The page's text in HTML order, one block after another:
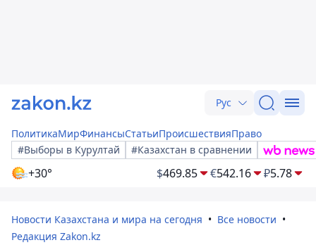
Рус
ПолитикаМирФинансыСтатьиПроисшествияПраво
#Выборы в Курултай
#Казахстан в сравнении
+30° $469.85 €542.16 ₽5.78
Новости Казахстана и мира на сегодня
Все новости
Редакция Zakon.kz